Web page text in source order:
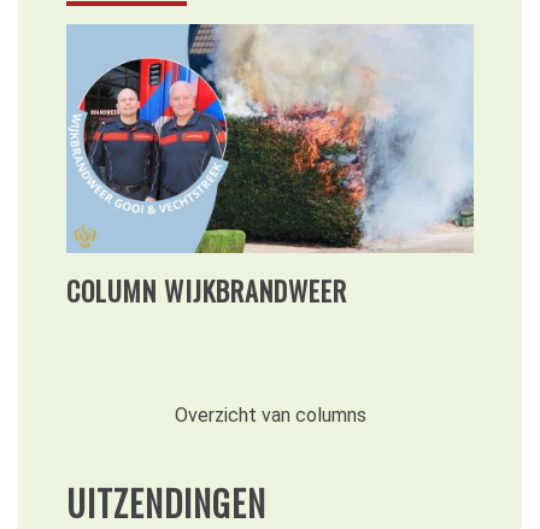
COLUMN WIJKBRANDWEER
Overzicht van columns
UITZENDINGEN